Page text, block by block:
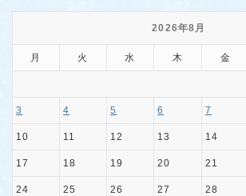
2026年8月
月 火 水 木 金
3 4 5 6 7
10 11 12 13 14
17 18 19 20 21
24 25 26 27 28